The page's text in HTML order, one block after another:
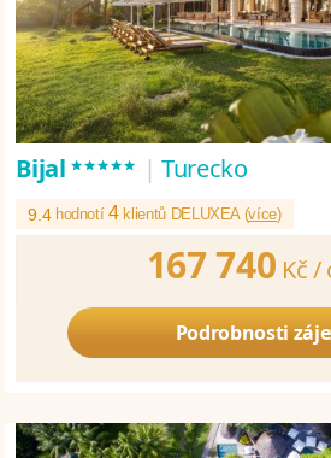
Bijal***** | Turecko
9.4 hodnotí4klientů DELUXEA (více)
167 740 Kč /
Podrobnosti